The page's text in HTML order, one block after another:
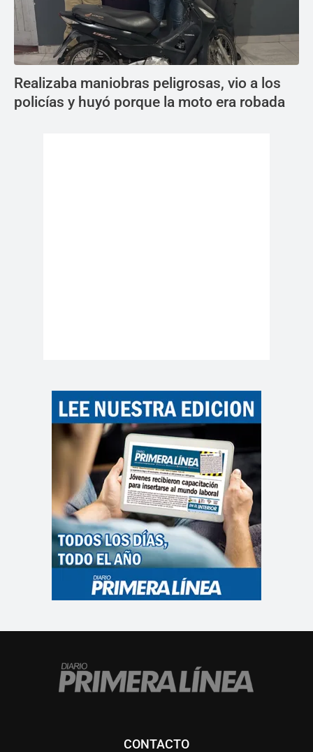
Realizaba maniobras peligrosas, vio a los
policías y huyó porque la moto era robada
CONTACTO